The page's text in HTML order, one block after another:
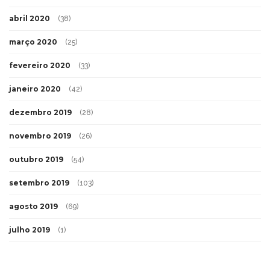
abril 2020 (38)
março 2020 (25)
fevereiro 2020 (33)
janeiro 2020 (42)
dezembro 2019 (28)
novembro 2019 (26)
outubro 2019 (54)
setembro 2019 (103)
agosto 2019 (69)
julho 2019 (1)